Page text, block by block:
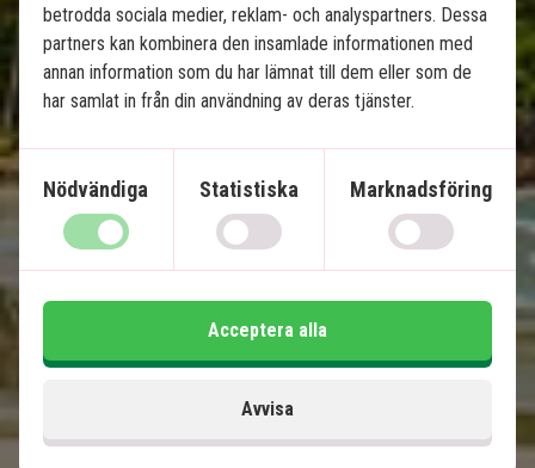
Balis höjdpunkter &
strandsemester på Nusa
Lembongan
8 nätters rundresa - Ubud, Lovina och Sanur
3 nätters strandsemester på Nusa
Lembongan
Privat chaufför/guide
4-stjärniga hotell med pool
Ö-stämning, paradisstränder och snorkling
Ingår i priset
betrodda sociala medier, reklam- och analyspartners. Dessa
partners kan kombinera den insamlade informationen med
annan information som du har lämnat till dem eller som de
har samlat in från din användning av deras tjänster.
Nödvändiga Statistiska Marknadsföring
Avvisa
Acceptera alla